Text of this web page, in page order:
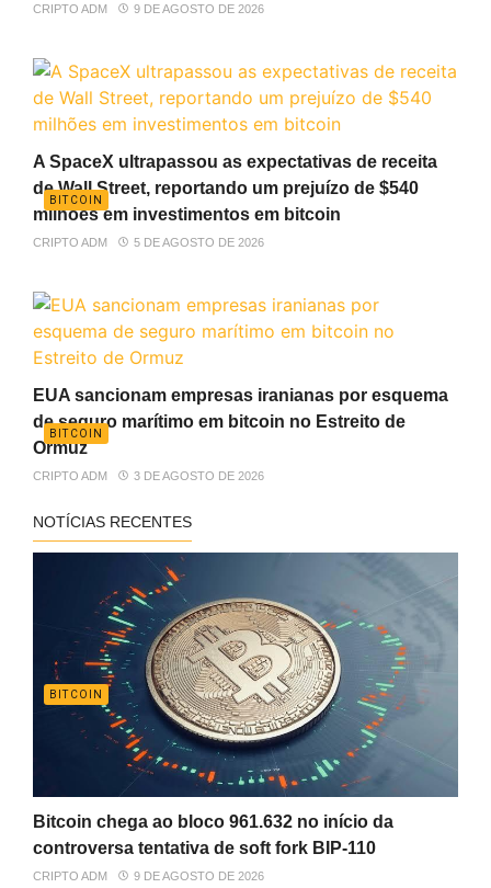
CRIPTO ADM 9 DE AGOSTO DE 2026
BITCOIN
A SpaceX ultrapassou as expectativas de receita
de Wall Street, reportando um prejuízo de $540
milhões em investimentos em bitcoin
CRIPTO ADM 5 DE AGOSTO DE 2026
BITCOIN
EUA sancionam empresas iranianas por esquema
de seguro marítimo em bitcoin no Estreito de
Ormuz
CRIPTO ADM 3 DE AGOSTO DE 2026
NOTÍCIAS RECENTES
BITCOIN
Bitcoin chega ao bloco 961.632 no início da
controversa tentativa de soft fork BIP-110
CRIPTO ADM 9 DE AGOSTO DE 2026